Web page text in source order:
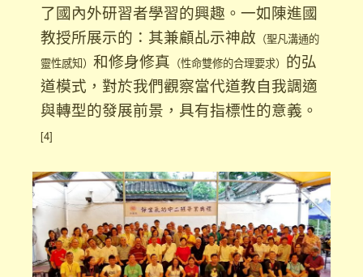
了國內外研習者學習的興趣。一如陳進國
教授所展示的：其兼顧乩示神啟 （聖凡溝通的
靈性感知） 和修身修真 （性命雙修的合理要求） 的弘
道模式，對於我們觀察當代道教自我調適
與轉型的發展前景，具有指標性的意義。
[4]